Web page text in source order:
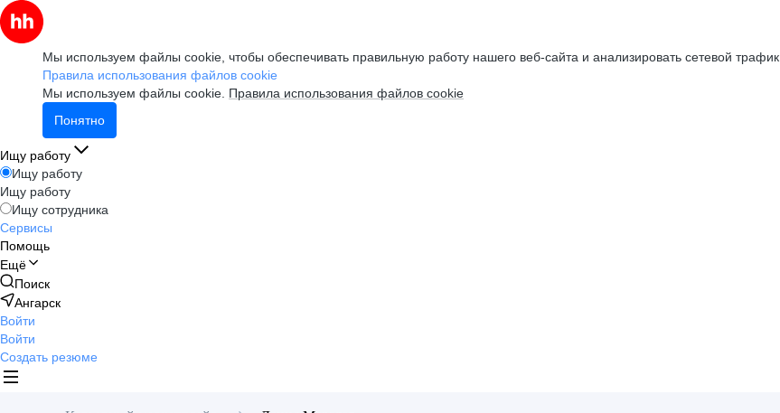
Мы используем файлы cookie, чтобы обеспечивать правильную работу нашего веб-сайта и анализировать сетевой трафик.
Правила использования файлов cookie
Мы используем файлы cookie. Правила использования файлов cookie
Понятно
Ищу работу
Ищу работу
Ищу работу
Ищу сотрудника
Сервисы
Помощь
Ещё
Поиск
Ангарск
Войти
Войти
Создать резюме